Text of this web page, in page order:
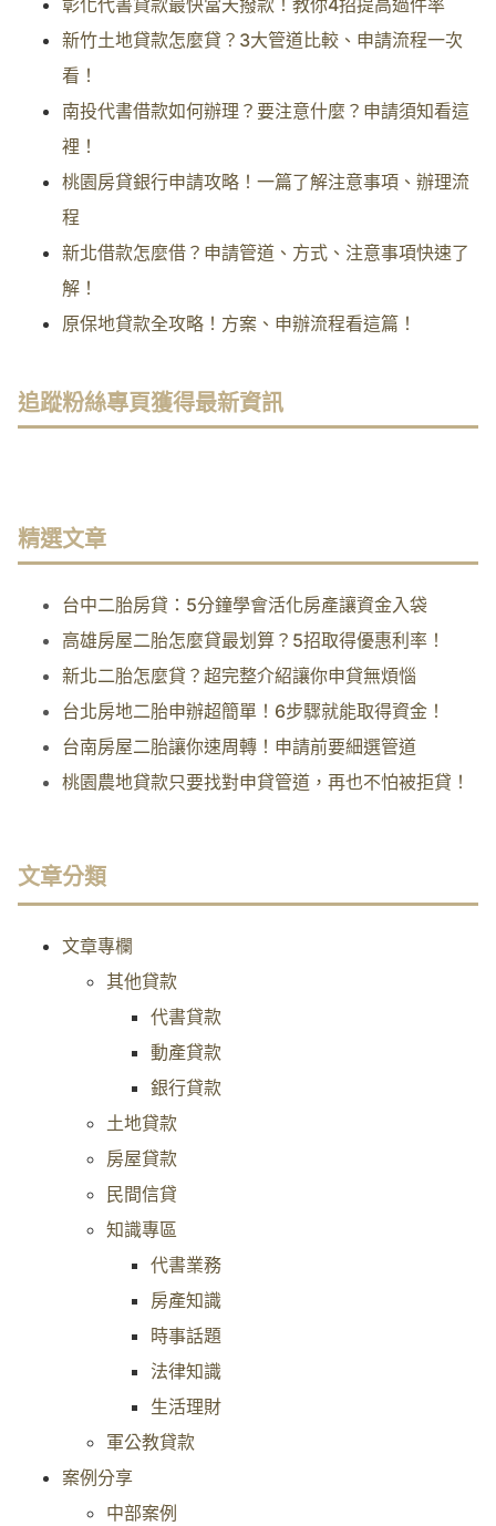
彰化代書貸款最快當天撥款！教你4招提高過件率
新竹土地貸款怎麼貸？3大管道比較、申請流程一次
看！
南投代書借款如何辦理？要注意什麼？申請須知看這
裡！
桃園房貸銀行申請攻略！一篇了解注意事項、辦理流
程
新北借款怎麼借？申請管道、方式、注意事項快速了
解！
原保地貸款全攻略！方案、申辦流程看這篇！
追蹤粉絲專頁獲得最新資訊
精選文章
台中二胎房貸：5分鐘學會活化房產讓資金入袋
高雄房屋二胎怎麼貸最划算？5招取得優惠利率！
新北二胎怎麼貸？超完整介紹讓你申貸無煩惱
台北房地二胎申辦超簡單！6步驟就能取得資金！
台南房屋二胎讓你速周轉！申請前要細選管道
桃園農地貸款只要找對申貸管道，再也不怕被拒貸！
文章分類
文章專欄
其他貸款
代書貸款
動產貸款
銀行貸款
土地貸款
房屋貸款
民間信貸
知識專區
代書業務
房產知識
時事話題
法律知識
生活理財
軍公教貸款
案例分享
中部案例